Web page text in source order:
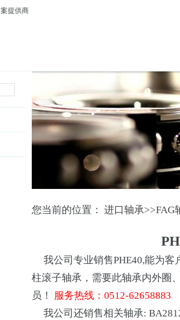
提供商
您当前的位置： 进口轴承>>FAG
我公司专业销售PHE40,能为客
柱滚子轴承，需要此轴承内外圈
员！ 服务热线：0512-62658883
我公司还销售相关轴承: